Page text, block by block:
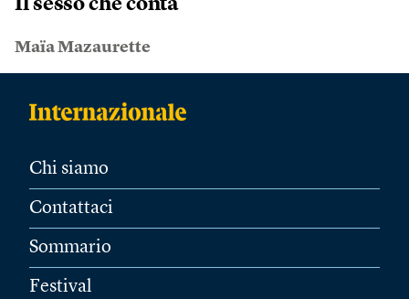
Il sesso che conta
Maïa Mazaurette
Chi siamo
Contattaci
Sommario
Festival